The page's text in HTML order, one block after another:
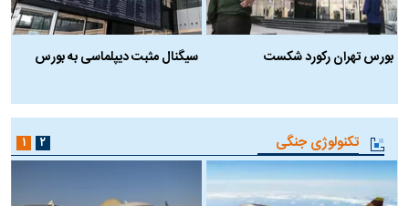
بورس تهران رکورد شکست
سیگنال مثبت دیپلماسی به بورس
تکنولوژی جنگی ۱ ۲